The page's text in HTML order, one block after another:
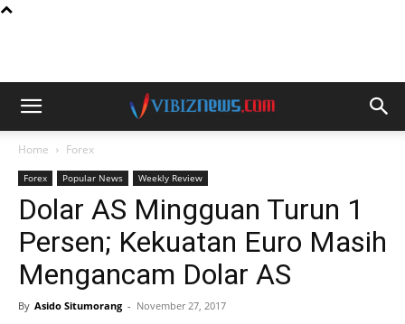
Home Forex
Forex Popular News Weekly Review
Dolar AS Mingguan Turun 1
Persen; Kekuatan Euro Masih
Mengancam Dolar AS
By Asido Situmorang - November 27, 2017